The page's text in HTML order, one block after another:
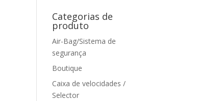
Categorias de
produto
Air-Bag/Sistema de
segurança
Boutique
Caixa de velocidades /
Selector